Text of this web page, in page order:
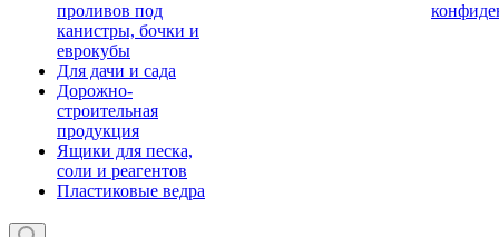
проливов под
канистры, бочки и
еврокубы
Для дачи и сада
Дорожно-
строительная
продукция
Ящики для песка,
соли и реагентов
Пластиковые ведра